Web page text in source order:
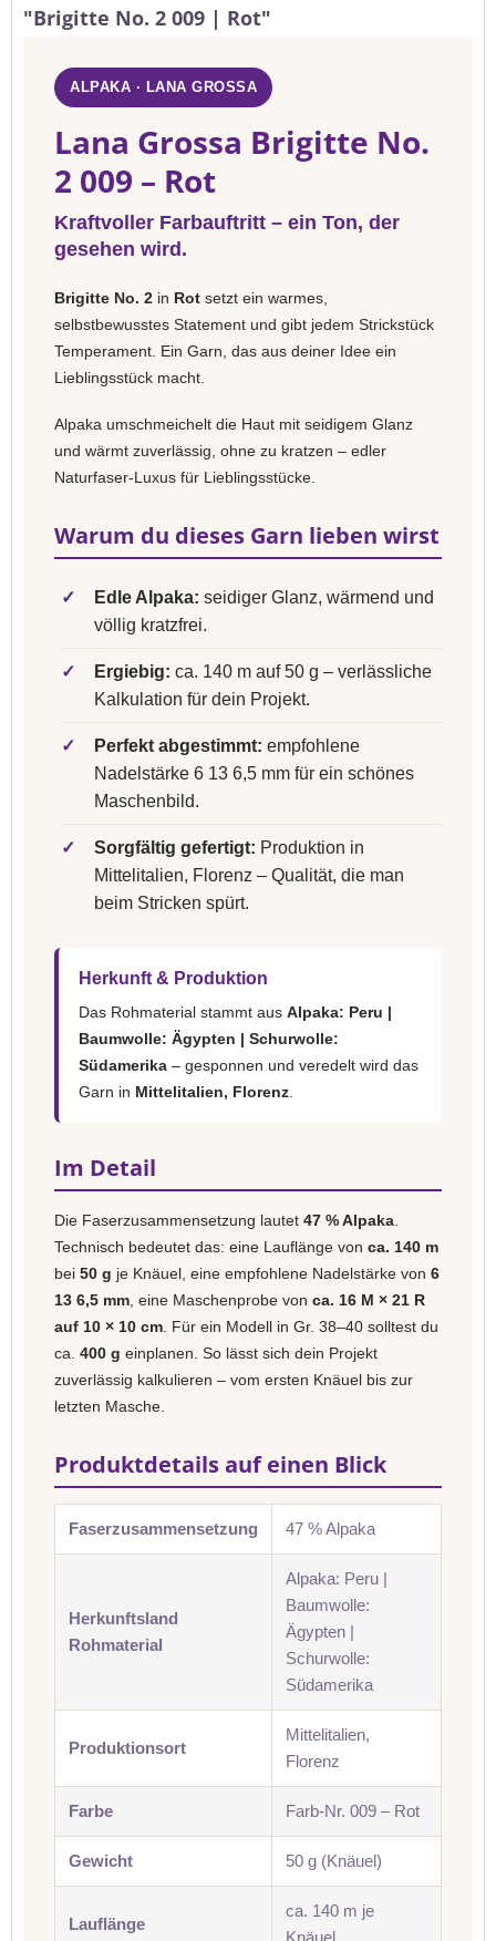
"Brigitte No. 2 009 | Rot"
ALPAKA · LANA GROSSA
Lana Grossa Brigitte No.
2 009 – Rot
Kraftvoller Farbauftritt – ein Ton, der
gesehen wird.
Brigitte No. 2 in Rot setzt ein warmes,
selbstbewusstes Statement und gibt jedem Strickstück
Temperament. Ein Garn, das aus deiner Idee ein
Lieblingsstück macht.
Alpaka umschmeichelt die Haut mit seidigem Glanz
und wärmt zuverlässig, ohne zu kratzen – edler
Naturfaser-Luxus für Lieblingsstücke.
Warum du dieses Garn lieben wirst
✓ Edle Alpaka: seidiger Glanz, wärmend und
völlig kratzfrei.
✓ Ergiebig: ca. 140 m auf 50 g – verlässliche
Kalkulation für dein Projekt.
✓ Perfekt abgestimmt: empfohlene
Nadelstärke 6 13 6,5 mm für ein schönes
Maschenbild.
✓ Sorgfältig gefertigt: Produktion in
Mittelitalien, Florenz – Qualität, die man
beim Stricken spürt.
Herkunft & Produktion
Das Rohmaterial stammt aus Alpaka: Peru |
Baumwolle: Ägypten | Schurwolle:
Südamerika – gesponnen und veredelt wird das
Garn in Mittelitalien, Florenz
Im Detail
Die Faserzusammensetzung lautet 47 % Alpaka
Technisch bedeutet das: eine Lauflänge von ca. 140 m
bei 50 g je Knäuel, eine empfohlene Nadelstärke von 6
13 6,5 mm , eine Maschenprobe von ca. 16 M × 21 R
auf 10 × 10 cm . Für ein Modell in Gr. 38–40 solltest du
ca. 400 g einplanen. So lässt sich dein Projekt
zuverlässig kalkulieren – vom ersten Knäuel bis zur
letzten Masche.
Produktdetails auf einen Blick
Faserzusammensetzung 47 % Alpaka
Herkunftsland
Rohmaterial
Alpaka: Peru |
Baumwolle:
Ägypten |
Schurwolle:
Südamerika
Produktionsort
Mittelitalien,
Florenz
Farbe Farb-Nr. 009 – Rot
Gewicht 50 g (Knäuel)
Lauflänge
ca. 140 m je
Knäuel